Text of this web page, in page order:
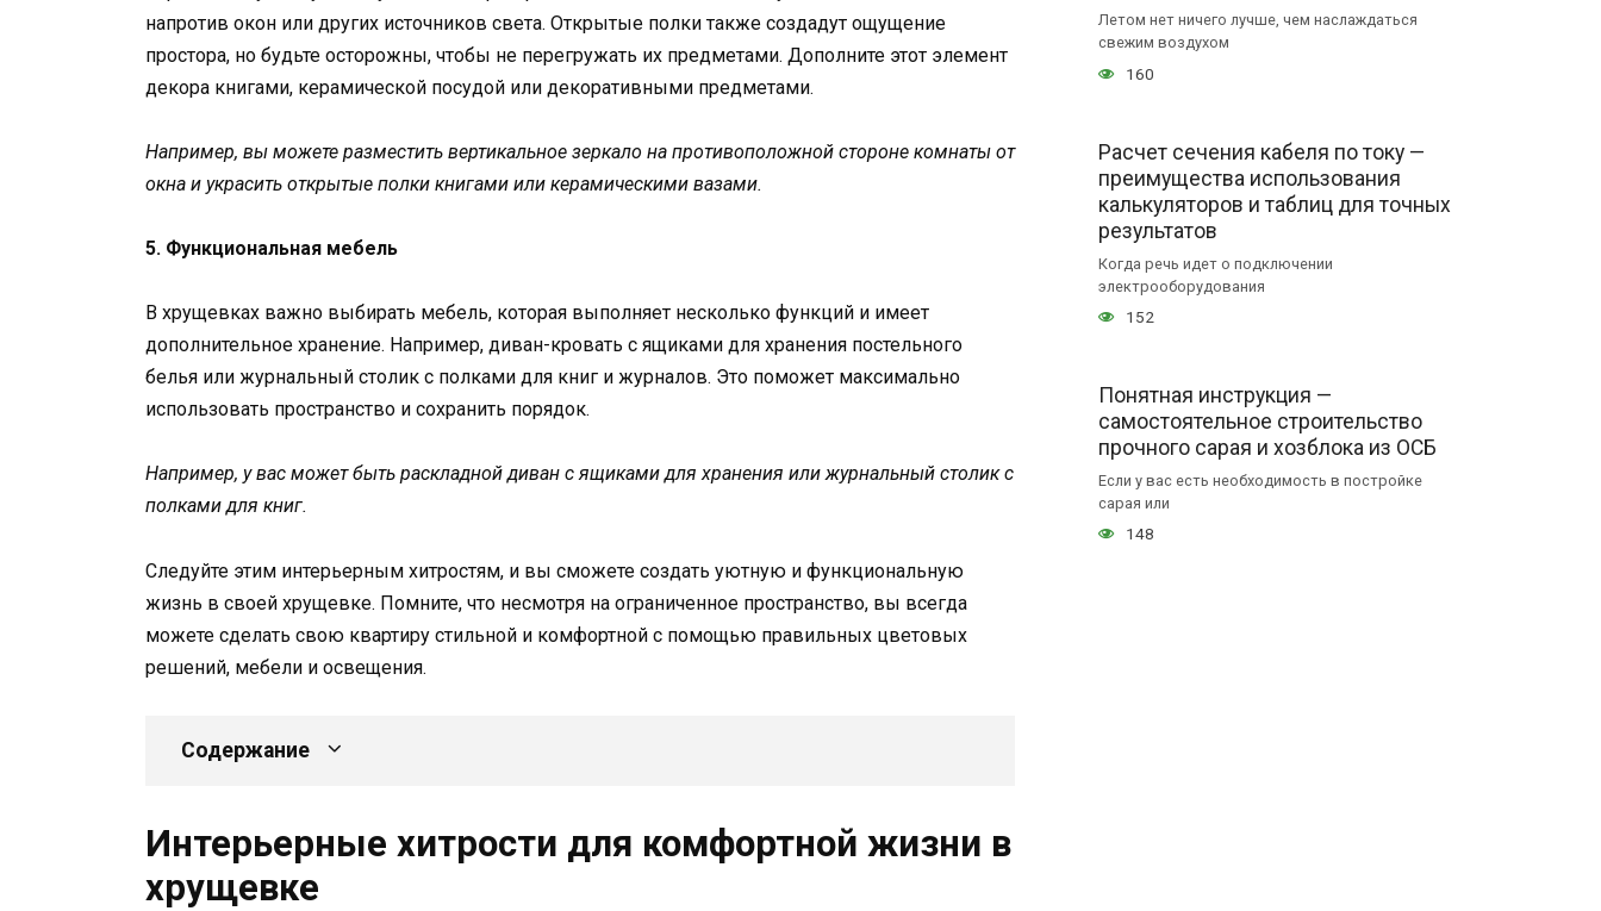
напротив окон или других источников света. Открытые полки также создадут ощущение
простора, но будьте осторожны, чтобы не перегружать их предметами. Дополните этот элемент
декора книгами, керамической посудой или декоративными предметами.
Например, вы можете разместить вертикальное зеркало на противоположной стороне комнаты от
окна и украсить открытые полки книгами или керамическими вазами.
5. Функциональная мебель
В хрущевках важно выбирать мебель, которая выполняет несколько функций и имеет
дополнительное хранение. Например, диван-кровать с ящиками для хранения постельного
белья или журнальный столик с полками для книг и журналов. Это поможет максимально
использовать пространство и сохранить порядок.
Например, у вас может быть раскладной диван с ящиками для хранения или журнальный столик с
полками для книг.
Следуйте этим интерьерным хитростям, и вы сможете создать уютную и функциональную
жизнь в своей хрущевке. Помните, что несмотря на ограниченное пространство, вы всегда
можете сделать свою квартиру стильной и комфортной с помощью правильных цветовых
решений, мебели и освещения.
Содержание
Интерьерные хитрости для комфортной жизни в
хрущевке
Летом нет ничего лучше, чем наслаждаться
свежим воздухом
160
Расчет сечения кабеля по току —
преимущества использования
калькуляторов и таблиц для точных
результатов
Когда речь идет о подключении
электрооборудования
152
Понятная инструкция —
самостоятельное строительство
прочного сарая и хозблока из ОСБ
Если у вас есть необходимость в постройке
сарая или
148